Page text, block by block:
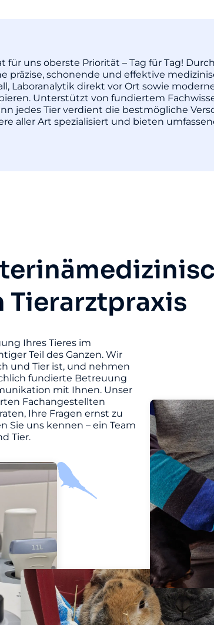
für uns oberste Priorität – Tag für Tag!
schonende und effektive
Laboranalytik direkt vor Ort sowie
Unterstützt von fundiertem
jedes Tier verdient die bestmögliche
aller Art spezialisiert und bieten
Tierarztpraxis
Ihres Tieres im
Teil des Ganzen. Wir
und Tier ist, und nehmen
fundierte Betreuung
mit Ihnen. Unser
Fachangestellten
Ihre Fragen ernst zu
Sie uns kennen – ein Team
Tier.